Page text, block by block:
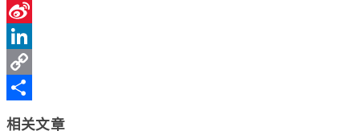
Qzone
Sina
Weibo
LinkedIn
Copy
相关文章